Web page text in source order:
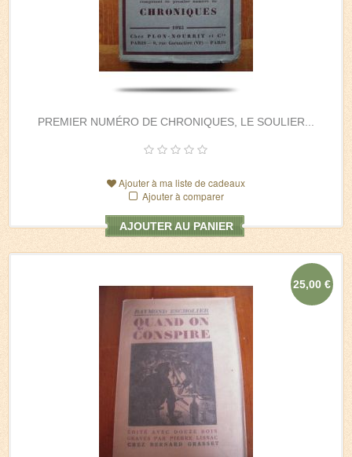
PREMIER NUMÉRO DE CHRONIQUES, LE SOULIER...
Ajouter à ma liste de cadeaux
Ajouter à comparer
AJOUTER AU PANIER
25,00 €